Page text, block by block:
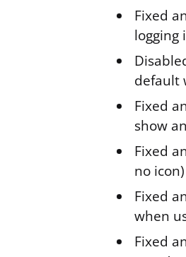
Fixed
logging
default
Fixed
show
Fixed
no
Fixed
when
Fixed